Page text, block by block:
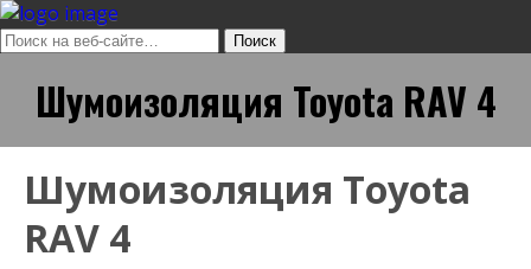
Шумоизоляция Toyota RAV 4
Шумоизоляция Toyota
RAV 4